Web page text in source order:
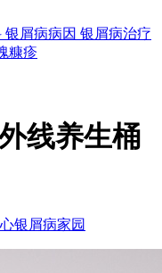
银屑病病因 银屑病治疗
糠疹
线养生桶
银屑病家园